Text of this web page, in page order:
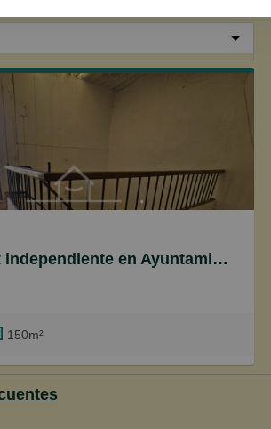
en Ayuntamiento-Barrio Alto, Sanlúcar de Barrameda
150m²